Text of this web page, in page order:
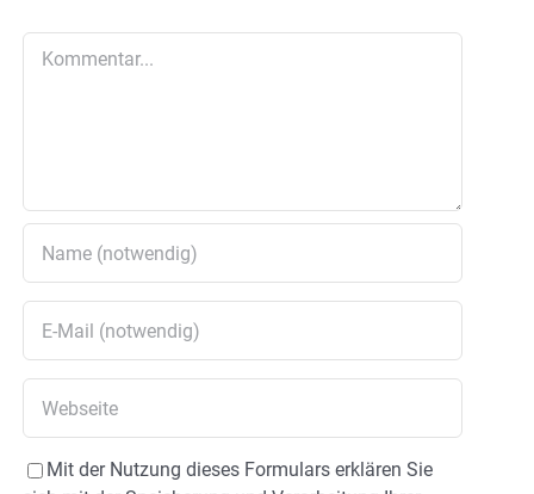
Mit der Nutzung dieses Formulars erklären Sie